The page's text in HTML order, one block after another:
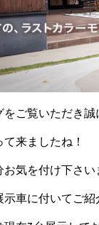
ご覧いただき誠
来ましたね！
気を付け下さい
車に付いてご紹